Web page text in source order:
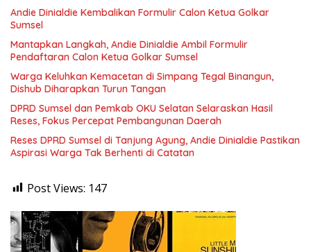
Andie Dinialdie Kembalikan Formulir Calon Ketua Golkar
Sumsel
Mantapkan Langkah, Andie Dinialdie Ambil Formulir
Pendaftaran Calon Ketua Golkar Sumsel
Warga Keluhkan Kemacetan di Simpang Tegal Binangun,
Dishub Diharapkan Turun Tangan
DPRD Sumsel dan Pemkab OKU Selatan Selaraskan Hasil
Reses, Fokus Percepat Pembangunan Daerah
Reses DPRD Sumsel di Tanjung Agung, Andie Dinialdie Pastikan
Aspirasi Warga Tak Berhenti di Catatan
Post Views: 147